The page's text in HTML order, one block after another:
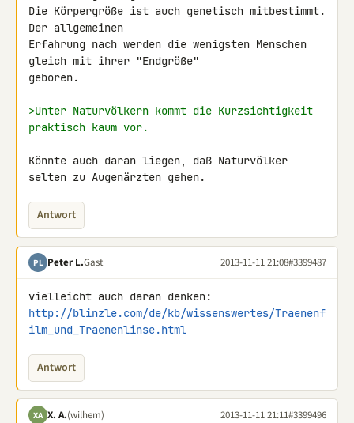
Die Körpergröße ist auch genetisch mitbestimmt.
Der allgemeinen
Erfahrung nach werden die wenigsten Menschen
gleich mit ihrer "Endgröße"
geboren.
>Unter Naturvölkern kommt die Kurzsichtigkeit
praktisch kaum vor.
Könnte auch daran liegen, daß Naturvölker
selten zu Augenärzten gehen.
Antwort
PL Peter L.Gast 2013-11-11 21:08#3399487
http://blinzle.com/de/kb/wissenswertes/Traenenf
ilm_und_Traenenlinse.html
Antwort
XA X. A.(wilhem) 2013-11-11 21:11#3399496